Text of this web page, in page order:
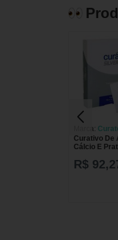
Marca:
Curativo De
Cálcio E
R$